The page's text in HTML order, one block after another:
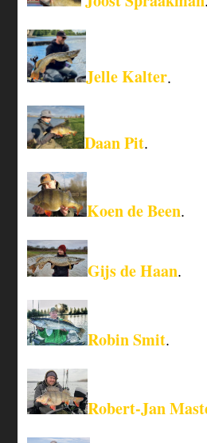
Jelle Kalter.
Daan Pit.
Koen de Been.
Gijs de Haan.
Robin Smit.
Robert-Jan